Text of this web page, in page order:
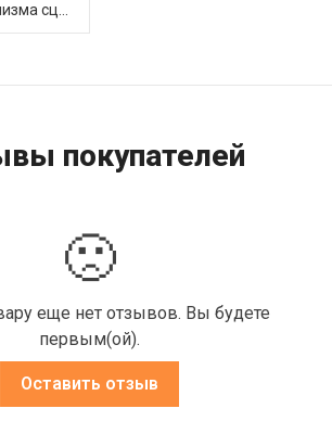
Элементы механизма сцепления (10)
покупателей
🙁
еще нет отзывов. Вы будете
первым(ой).
Оставить отзыв